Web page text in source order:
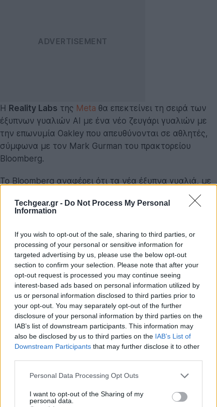
Techgear.gr - Do Not Process My Personal
Information
If you wish to opt-out of the sale, sharing to third parties, or
processing of your personal or sensitive information for
targeted advertising by us, please use the below opt-out
section to confirm your selection. Please note that after your
opt-out request is processed you may continue seeing
interest-based ads based on personal information utilized by
us or personal information disclosed to third parties prior to
your opt-out. You may separately opt-out of the further
disclosure of your personal information by third parties on the
IAB’s list of downstream participants. This information may
also be disclosed by us to third parties on the IAB’s List of
Downstream Participants that may further disclose it to other
Please note that this website/app uses one or more Google
not limited to your visit or usage behaviour. You may click to
grant or deny consent to Google and its third-party tags to
Personal Data Processing Opt Outs
I want to opt-out of the Sharing of my
personal data.
Η Reality Labs της Meta θα επεκτείνει τη σειρά των
έξυπνων γυαλιών AI με ένα νέο ζευγάρι γυαλιών με
την επωνυμία Oakley που απευθύνονται σε αθλητές,
σύμφωνα με τον Mark Gurman του πρακτορείου
Bloomberg.
Το Bloomberg αναφέρει ότι τα νέα έξυπνα γυαλιά, με
επιτυχία τουRay-Ban Meta, θαβασίζονται στα
κάμερα προς το κέντρο του σκελετού των γυαλιών.
Φαίνεται ότι η Meta θέλει να εκμεταλλευτεί την
ομάδων αθλητών, συμπεριλαμβανομένων των